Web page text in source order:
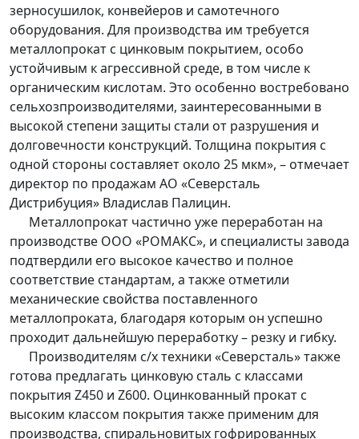
зерносушилок, конвейеров и самотечного
оборудования. Для производства им требуется
металлопрокат с цинковым покрытием, особо
устойчивым к агрессивной среде, в том числе к
органическим кислотам. Это особенно востребовано
сельхозпроизводителями, заинтересованными в
высокой степени защиты стали от разрушения и
долговечности конструкций. Толщина покрытия с
одной стороны составляет около 25 мкм», – отмечает
директор по продажам АО «Северсталь
Дистрибуция» Владислав Палицин.
Металлопрокат частично уже переработан на
производстве ООО «РОМАКС», и специалисты завода
подтвердили его высокое качество и полное
соответствие стандартам, а также отметили
механические свойства поставленного
металлопроката, благодаря которым он успешно
проходит дальнейшую переработку – резку и гибку.
Производителям с/х техники «Северсталь» также
готова предлагать цинковую сталь с классами
покрытия Z450 и Z600. Оцинкованный прокат с
высоким классом покрытия также применим для
производства, спиральновитых гофрированных